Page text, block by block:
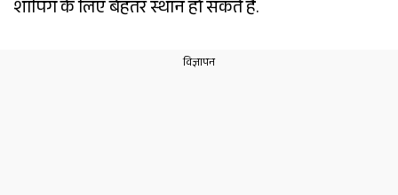
शॉपिंग के लिए बेहतर स्थान हो सकते हैं.